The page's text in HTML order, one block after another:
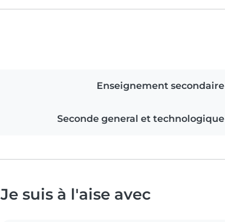
Enseignement secondaire
Seconde general et technologique
Je suis à l'aise avec